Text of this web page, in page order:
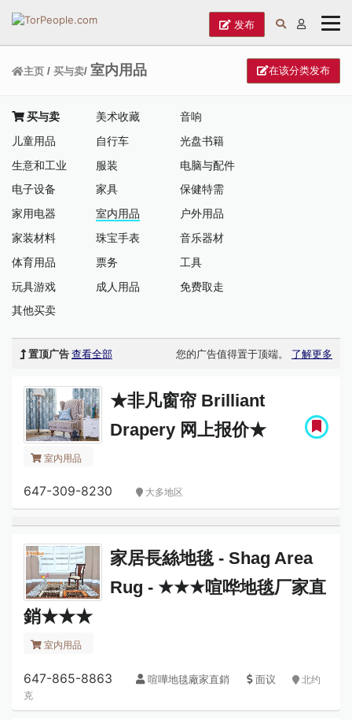
发布
主页 / 买与卖/ 室内用品 在该分类发布
买与卖 美术收藏
音响
儿童用品
自行车
光盘书籍
生意和工业
服装
电脑与配件
电子设备
家具
保健特需
家用电器
室内用品
户外用品
家装材料
珠宝手表
音乐器材
体育用品
票务
工具
玩具游戏
成人用品
免费取走
其他买卖
您的广告值得置于顶端。 了解更多
置顶广告查看全部
★非凡窗帘 Brilliant
Drapery 网上报价★
室内用品
647-309-8230 大多地区
家居長絲地毯 - Shag Area
Rug - ★★★喧哗地毯厂家直
銷★★★
室内用品
647-865-8863 喧嘩地毯廠家直銷 面议
北约
克